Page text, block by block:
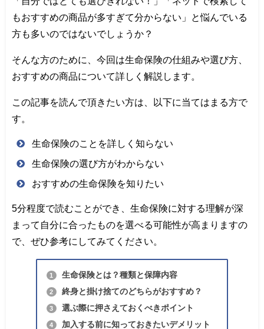
もおすすめの商品が多すぎて分からない」と悩んでいる
方も多いのではないでしょうか？
そんな方のために、今回は生命保険の仕組みや選び方、
おすすめの商品について詳しく解説します。
この記事を読んで頂きたい方は、以下に当てはまる方で
す。
生命保険のことを詳しく知らない
生命保険の選び方がわからない
おすすめの生命保険を知りたい
5分程度で読むことができ、生命保険に対する理解が深
まって自分に合ったものを選べる可能性が高まりますの
で、ぜひ参考にしてみてください。
1 生命保険とは？種類と保障内容
2 終身と掛け捨てのどちらがおすすめ？
3 選ぶ際に押さえておくべきポイント
4 加入する前に知っておきたいデメリット